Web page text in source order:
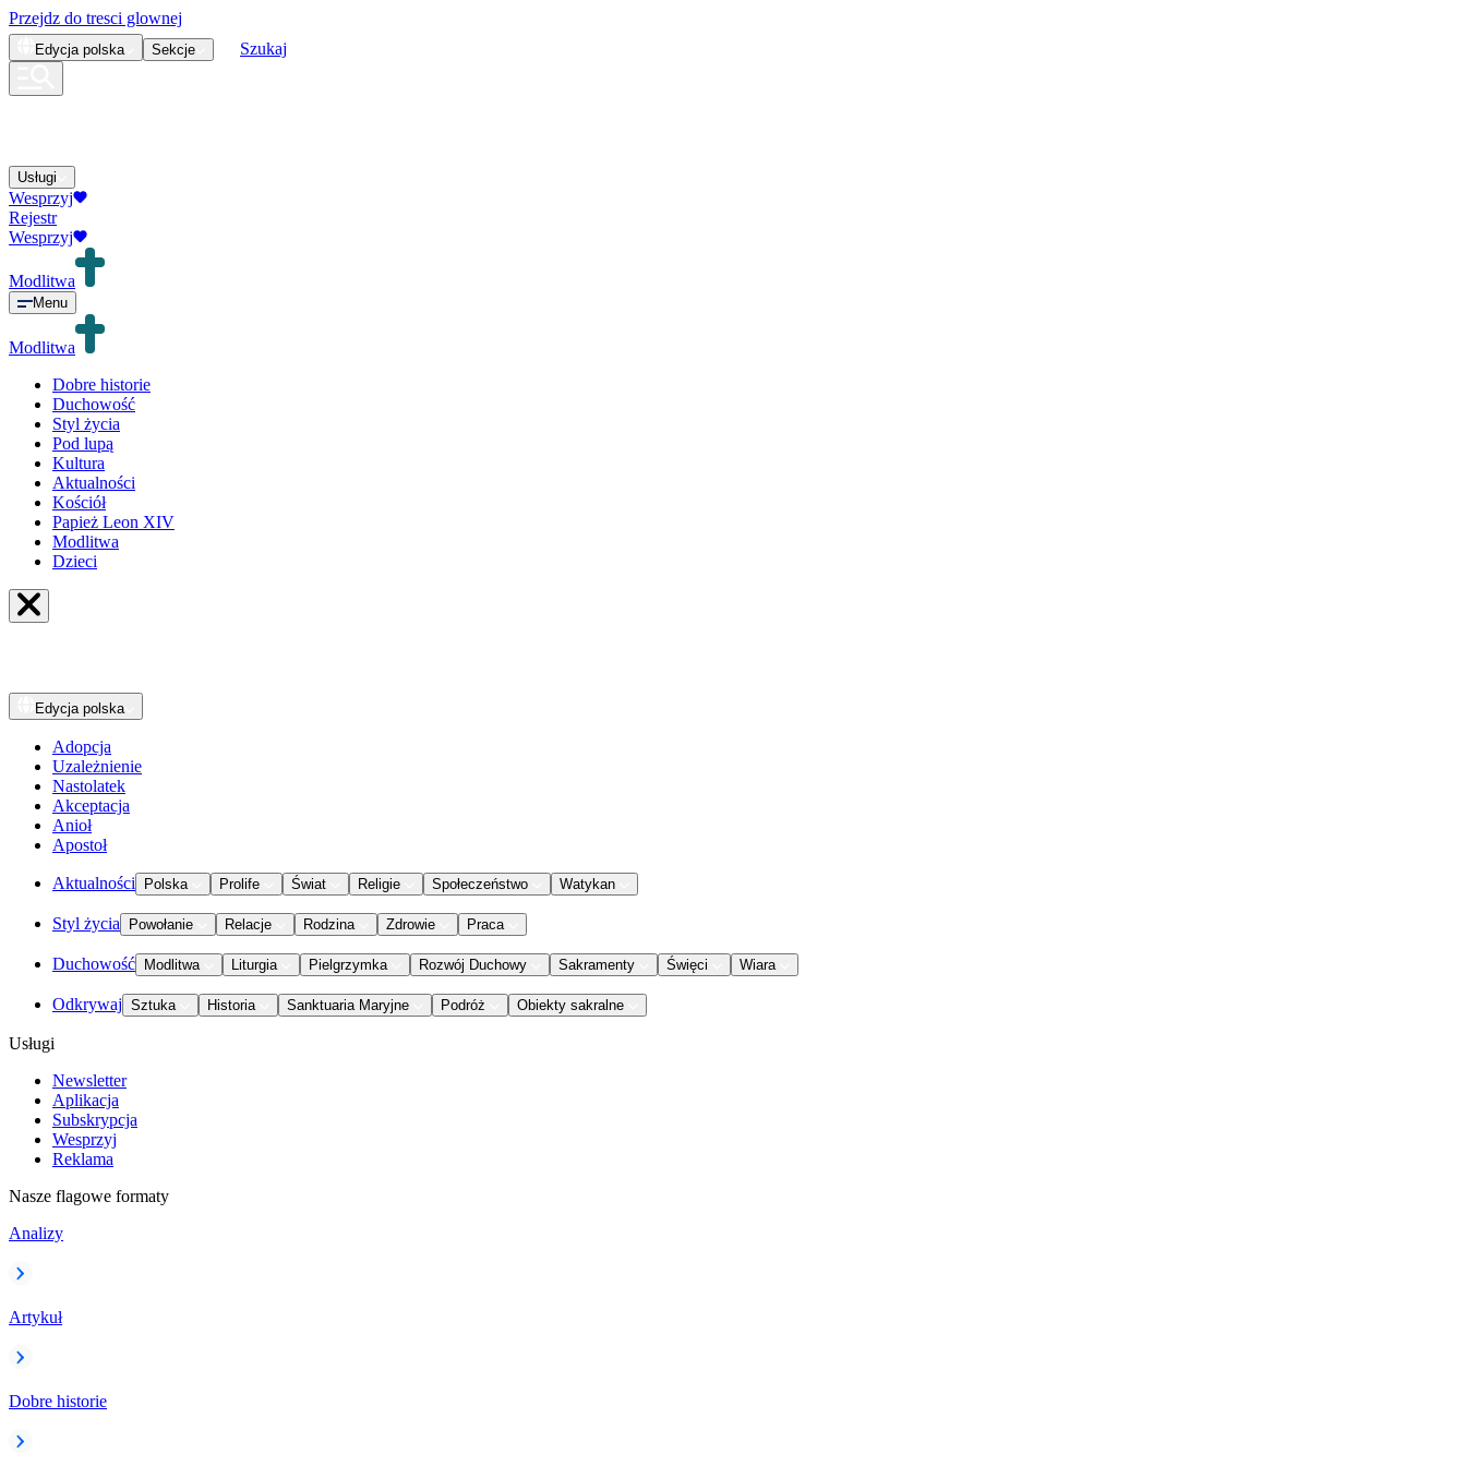
Przejdz do tresci glownej
Edycja polska Sekcje Szukaj
Usługi
Wesprzyj
Rejestr
Wesprzyj
Modlitwa
Menu
Modlitwa
Dobre historie
Duchowość
Styl życia
Pod lupą
Kultura
Aktualności
Kościół
Papież Leon XIV
Modlitwa
Dzieci
Edycja polska
Adopcja
Uzależnienie
Nastolatek
Akceptacja
Anioł
Apostoł
Aktualności Polska Prolife Świat Religie Społeczeństwo Watykan
Styl życia Powołanie Relacje Rodzina Zdrowie Praca
Duchowość Modlitwa Liturgia Pielgrzymka Rozwój Duchowy Sakramenty Święci Wiara
Odkrywaj Sztuka Historia Sanktuaria Maryjne Podróż Obiekty sakralne
Usługi
Newsletter
Aplikacja
Subskrypcja
Wesprzyj
Reklama
Nasze flagowe formaty
Analizy
Artykuł
Dobre historie